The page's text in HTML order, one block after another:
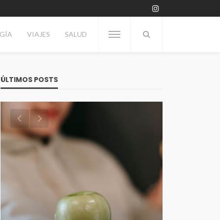
VIAJES SALUD
ÚLTIMOS POSTS
Día del Enólogo: Por qué se